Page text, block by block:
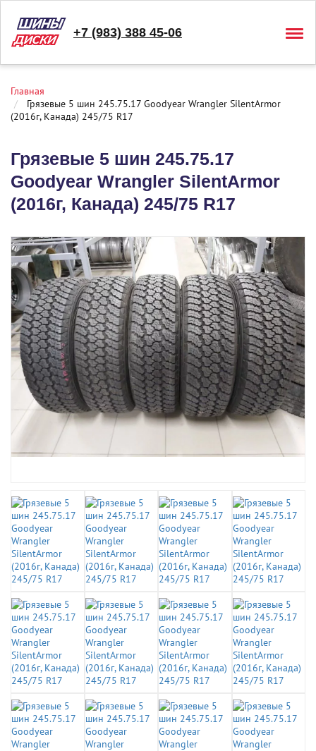
+7 (983) 388 45-06
Главная
Грязевые 5 шин 245.75.17 Goodyear Wrangler SilentArmor
(2016г, Канада) 245/75 R17
Грязевые 5 шин 245.75.17
Goodyear Wrangler SilentArmor
(2016г, Канада) 245/75 R17